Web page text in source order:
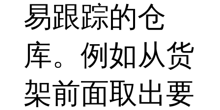
易跟踪的仓
库。例如从货
架前面取出要